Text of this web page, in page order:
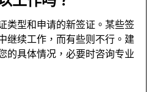
类型和申请的新签证。某些签
继续工作，而有些则不行。建
的具体情况，必要时咨询专业